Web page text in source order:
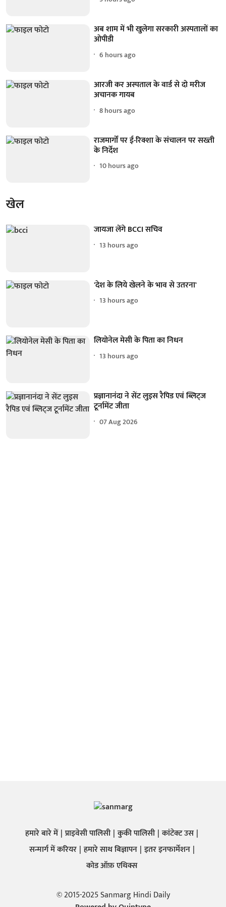
अब शाम में भी खुलेगा सरकारी अस्पतालों का
ओपीडी
6 hours ago
आरजी कर अस्पताल के वार्ड से दो मरीज
अचानक गायब
8 hours ago
राजमार्गों पर ई-रिक्शा के संचालन पर सख्ती
के निर्देश
10 hours ago
खेल
जायजा लेंगे BCCI सचिव
13 hours ago
'देश के लिये खेलने के भाव से उतरना'
13 hours ago
लियोनेल मेसी के पिता का निधन
13 hours ago
प्रज्ञानानंदा ने सेंट लुइस रैपिड एवं ब्लिट्ज
टूर्नामेंट जीता
07 Aug 2026
हमारे बारे में प्राइवेसी पालिसी कुकी पालिसी कांटेक्ट उस
सन्मार्ग में करियर हमारे साथ बिज्ञापन इतर इनफार्मेशन
कोड ऑफ़ एथिक्स
© 2015-2025 Sanmarg Hindi Daily